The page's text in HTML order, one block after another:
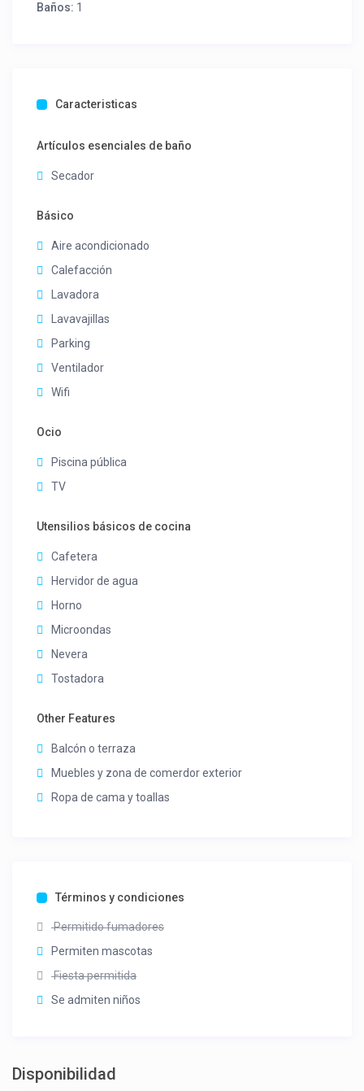
Baños: 1
Caracteristicas
Artículos esenciales de baño
Secador
Básico
Aire acondicionado
Calefacción
Lavadora
Lavavajillas
Parking
Ventilador
Wifi
Ocio
Piscina pública
TV
Utensilios básicos de cocina
Cafetera
Hervidor de agua
Horno
Microondas
Nevera
Tostadora
Other Features
Balcón o terraza
Muebles y zona de comerdor exterior
Ropa de cama y toallas
Términos y condiciones
Permitido fumadores
Permiten mascotas
Fiesta permitida
Se admiten niños
Disponibilidad